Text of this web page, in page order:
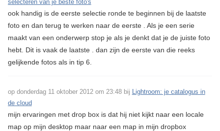
selecteren van je beste foto's
ook handig is de eerste selectie ronde te beginnen bij de laatste
foto en dan terug te werken naar de eerste . Als je een serie
maakt van een onderwerp stop je als je denkt dat je de juiste foto
hebt. Dit is vaak de laatste . dan zijn de eerste van die reeks
gelijkende fotos als in tip 6.
op donderdag 11 oktober 2012 om 23:48 bij Lightroom: je catalogus in
de cloud
mijn ervaringen met drop box is dat hij niet kijkt naar een locale
map op mijn desktop maar naar een map in mijn dropbox